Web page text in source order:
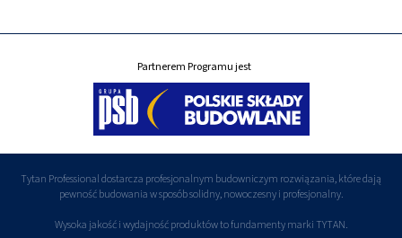
Partnerem Programu jest
Tytan Professional dostarcza profesjonalnym budowniczym rozwiązania, które dają
pewność budowania w sposób solidny, nowoczesny i profesjonalny.
Wysoka jakość i wydajność produktów to fundamenty marki TYTAN.